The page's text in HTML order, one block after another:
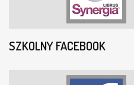
SZKOLNY FACEBOOK